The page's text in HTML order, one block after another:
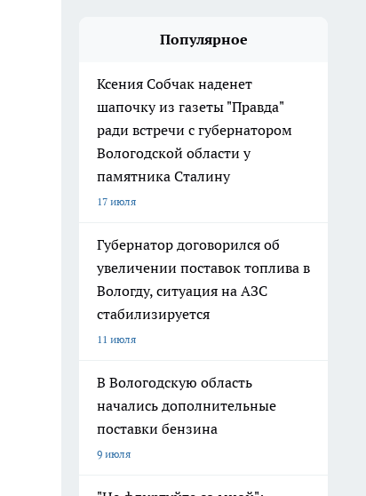
Популярное
Ксения Собчак наденет
шапочку из газеты "Правда"
ради встречи с губернатором
Вологодской области у
памятника Сталину
17 июля
Губернатор договорился об
увеличении поставок топлива в
Вологду, ситуация на АЗС
стабилизируется
11 июля
В Вологодскую область
начались дополнительные
поставки бензина
9 июля